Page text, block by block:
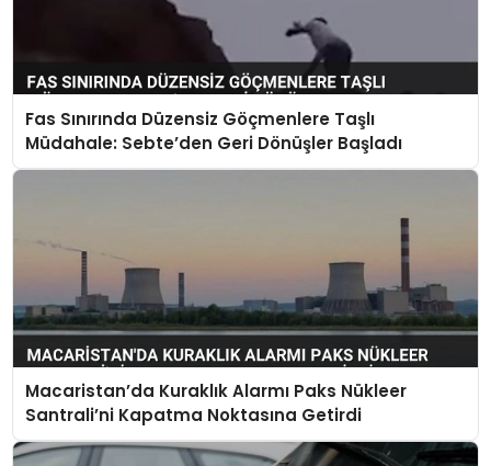
Fas Sınırında Düzensiz Göçmenlere Taşlı
Müdahale: Sebte’den Geri Dönüşler Başladı
Macaristan’da Kuraklık Alarmı Paks Nükleer
Santrali’ni Kapatma Noktasına Getirdi